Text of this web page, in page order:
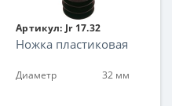
Артикул:Jr 17.32
Ножка пластиковая
Диаметр 32 мм